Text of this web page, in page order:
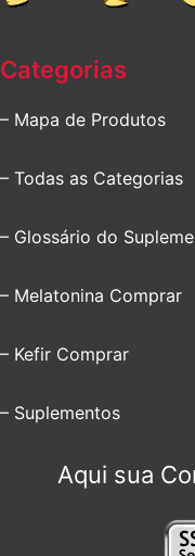
Categorias
– Mapa de Produtos
– Todas as Categorias
– Glossário do
– Melatonina Comprar
– Kefir Comprar
– Suplementos
Aqui sua